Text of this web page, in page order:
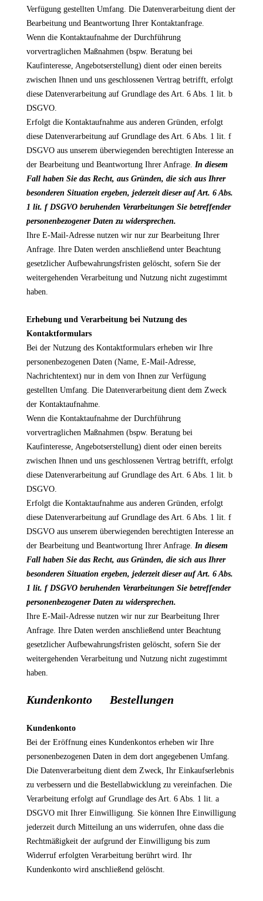
Verfügung gestellten Umfang. Die Datenverarbeitung dient der
Bearbeitung und Beantwortung Ihrer Kontaktanfrage.
Wenn die Kontaktaufnahme der Durchführung
vorvertraglichen Maßnahmen (bspw. Beratung bei
Kaufinteresse, Angebotserstellung) dient oder einen bereits
zwischen Ihnen und uns geschlossenen Vertrag betrifft, erfolgt
diese Datenverarbeitung auf Grundlage des Art. 6 Abs. 1 lit. b
DSGVO.
Erfolgt die Kontaktaufnahme aus anderen Gründen, erfolgt
diese Datenverarbeitung auf Grundlage des Art. 6 Abs. 1 lit. f
DSGVO aus unserem überwiegenden berechtigten Interesse an
der Bearbeitung und Beantwortung Ihrer Anfrage. In diesem
Fall haben Sie das Recht, aus Gründen, die sich aus Ihrer
besonderen Situation ergeben, jederzeit dieser auf Art. 6 Abs.
1 lit. f DSGVO beruhenden Verarbeitungen Sie betreffender
personenbezogener Daten zu widersprechen.
Ihre E-Mail-Adresse nutzen wir nur zur Bearbeitung Ihrer
Anfrage. Ihre Daten werden anschließend unter Beachtung
gesetzlicher Aufbewahrungsfristen gelöscht, sofern Sie der
weitergehenden Verarbeitung und Nutzung nicht zugestimmt
haben.
Erhebung und Verarbeitung bei Nutzung des
Kontaktformulars
Bei der Nutzung des Kontaktformulars erheben wir Ihre
personenbezogenen Daten (Name, E-Mail-Adresse,
Nachrichtentext) nur in dem von Ihnen zur Verfügung
gestellten Umfang. Die Datenverarbeitung dient dem Zweck
der Kontaktaufnahme.
Wenn die Kontaktaufnahme der Durchführung
vorvertraglichen Maßnahmen (bspw. Beratung bei
Kaufinteresse, Angebotserstellung) dient oder einen bereits
zwischen Ihnen und uns geschlossenen Vertrag betrifft, erfolgt
diese Datenverarbeitung auf Grundlage des Art. 6 Abs. 1 lit. b
DSGVO.
Erfolgt die Kontaktaufnahme aus anderen Gründen, erfolgt
diese Datenverarbeitung auf Grundlage des Art. 6 Abs. 1 lit. f
DSGVO aus unserem überwiegenden berechtigten Interesse an
der Bearbeitung und Beantwortung Ihrer Anfrage. In diesem
Fall haben Sie das Recht, aus Gründen, die sich aus Ihrer
besonderen Situation ergeben, jederzeit dieser auf Art. 6 Abs.
1 lit. f DSGVO beruhenden Verarbeitungen Sie betreffender
personenbezogener Daten zu widersprechen.
Ihre E-Mail-Adresse nutzen wir nur zur Bearbeitung Ihrer
Anfrage. Ihre Daten werden anschließend unter Beachtung
gesetzlicher Aufbewahrungsfristen gelöscht, sofern Sie der
weitergehenden Verarbeitung und Nutzung nicht zugestimmt
haben.
Kundenkonto Bestellungen
Kundenkonto
Bei der Eröffnung eines Kundenkontos erheben wir Ihre
personenbezogenen Daten in dem dort angegebenen Umfang.
Die Datenverarbeitung dient dem Zweck, Ihr Einkaufserlebnis
zu verbessern und die Bestellabwicklung zu vereinfachen. Die
Verarbeitung erfolgt auf Grundlage des Art. 6 Abs. 1 lit. a
DSGVO mit Ihrer Einwilligung. Sie können Ihre Einwilligung
jederzeit durch Mitteilung an uns widerrufen, ohne dass die
Rechtmäßigkeit der aufgrund der Einwilligung bis zum
Widerruf erfolgten Verarbeitung berührt wird. Ihr
Kundenkonto wird anschließend gelöscht.